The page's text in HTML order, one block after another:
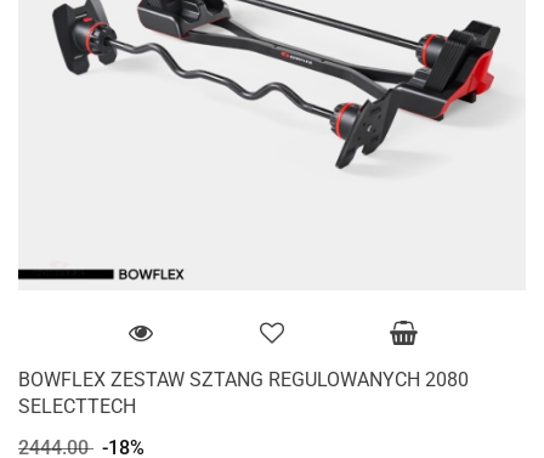
BOWFLEX ZESTAW SZTANG REGULOWANYCH 2080
SELECTTECH
2444.00 -18%